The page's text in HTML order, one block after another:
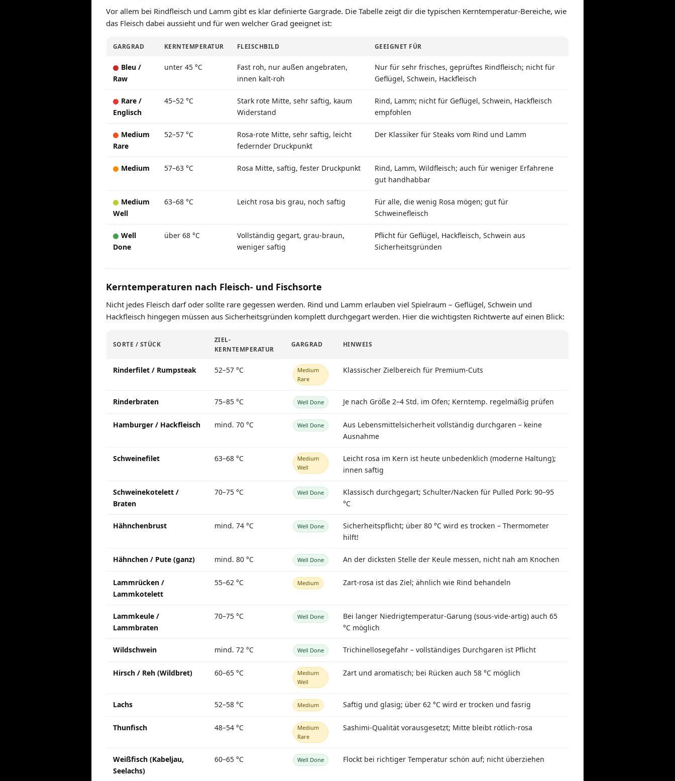
Vor allem bei Rindfleisch und Lamm gibt es klar definierte Gargrade. Die Tabelle zeigt dir die typischen Kerntemperatur-Bereiche, wie
das Fleisch dabei aussieht und für wen welcher Grad geeignet ist:
GARGRAD KERNTEMPERATUR FLEISCHBILD GEEIGNET FÜR
Bleu /
Raw
unter 45 °C
Fast roh, nur außen angebraten,
innen kalt-roh
Nur für sehr frisches, geprüftes Rindfleisch; nicht für
Geflügel, Schwein, Hackfleisch
Rare /
Englisch
45–52 °C
Stark rote Mitte, sehr saftig, kaum
Widerstand
Rind, Lamm; nicht für Geflügel, Schwein, Hackfleisch
empfohlen
Medium
Rare
52–57 °C
Rosa-rote Mitte, sehr saftig, leicht
federnder Druckpunkt
Der Klassiker für Steaks vom Rind und Lamm
Medium 57–63 °C Rosa Mitte, saftig, fester Druckpunkt
Rind, Lamm, Wildfleisch; auch für weniger Erfahrene
gut handhabbar
Medium
Well
63–68 °C Leicht rosa bis grau, noch saftig
Für alle, die wenig Rosa mögen; gut für
Schweinefleisch
Well
Done
über 68 °C
Vollständig gegart, grau-braun,
weniger saftig
Pflicht für Geflügel, Hackfleisch, Schwein aus
Sicherheitsgründen
Kerntemperaturen nach Fleisch- und Fischsorte
Nicht jedes Fleisch darf oder sollte rare gegessen werden. Rind und Lamm erlauben viel Spielraum – Geflügel, Schwein und
Hackfleisch hingegen müssen aus Sicherheitsgründen komplett durchgegart werden. Hier die wichtigsten Richtwerte auf einen Blick:
SORTE / STÜCK
ZIEL-
KERNTEMPERATUR
GARGRAD HINWEIS
Rinderfilet / Rumpsteak 52–57 °C
Medium
Rare
Klassischer Zielbereich für Premium-Cuts
Rinderbraten 75–85 °C Well Done Je nach Größe 2–4 Std. im Ofen; Kerntemp. regelmäßig prüfen
Hamburger / Hackfleisch mind. 70 °C Well Done
Aus Lebensmittelsicherheit vollständig durchgaren – keine
Ausnahme
Schweinefilet 63–68 °C
Medium
Well
Leicht rosa im Kern ist heute unbedenklich (moderne Haltung);
innen saftig
Schweinekotelett /
Braten
70–75 °C Well Done
Klassisch durchgegart; Schulter/Nacken für Pulled Pork: 90–95
°C
Hähnchenbrust mind. 74 °C Well Done
Sicherheitspflicht; über 80 °C wird es trocken – Thermometer
hilft!
Hähnchen / Pute (ganz) mind. 80 °C Well Done An der dicksten Stelle der Keule messen, nicht nah am Knochen
Lammrücken /
Lammkotelett
55–62 °C Medium Zart-rosa ist das Ziel; ähnlich wie Rind behandeln
Lammkeule /
Lammbraten
70–75 °C Well Done
Bei langer Niedrigtemperatur-Garung (sous-vide-artig) auch 65
°C möglich
Wildschwein mind. 72 °C Well Done Trichinellosegefahr – vollständiges Durchgaren ist Pflicht
Hirsch / Reh (Wildbret) 60–65 °C
Medium
Well
Zart und aromatisch; bei Rücken auch 58 °C möglich
Lachs 52–58 °C Medium Saftig und glasig; über 62 °C wird er trocken und fasrig
Thunfisch 48–54 °C
Medium
Rare
Sashimi-Qualität vorausgesetzt; Mitte bleibt rötlich-rosa
Weißfisch (Kabeljau,
Seelachs)
60–65 °C Well Done Flockt bei richtiger Temperatur schön auf; nicht überziehen